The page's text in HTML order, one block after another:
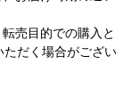
売目的での購入と
だく場合がござい